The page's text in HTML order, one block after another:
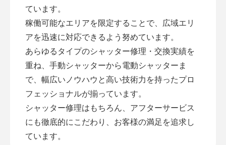
ています。
稼働可能なエリアを限定することで、広域エリ
アを迅速に対応できるよう努めています。
あらゆるタイプのシャッター修理・交換実績を
重ね、手動シャッターから電動シャッターま
で、幅広いノウハウと高い技術力を持ったプロ
フェッショナルが揃っています。
シャッター修理はもちろん、アフターサービス
にも徹底的にこだわり、お客様の満足を追求し
ています。